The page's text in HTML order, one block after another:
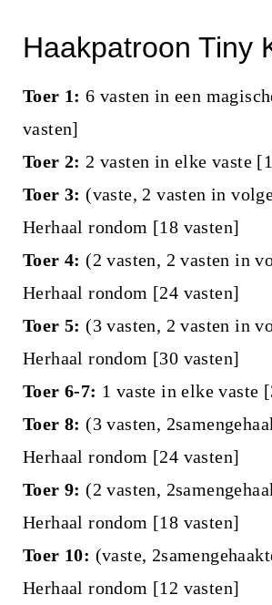
Haakpatroon Tiny
Toer 1:6 vasten in een
vasten]
Toer 2: 2 vasten in elke vaste
Toer 3:(vaste, 2 vasten in
Herhaal rondom [18 vasten]
Toer 4:(2 vasten, 2 vasten in
Herhaal rondom [24 vasten]
Toer 5:(3 vasten, 2 vasten in
Herhaal rondom [30 vasten]
Toer 6-7: 1 vaste in elke vaste
Toer 8: (3 vasten,
Herhaal rondom [24 vasten]
Toer 9:(2 vasten,
Herhaal rondom [18 vasten]
Toer 10: (vaste,
Herhaal rondom [12 vasten]